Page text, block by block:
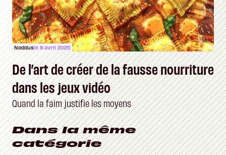
Noddusle 8 avril 2025
De l’art de créer de la fausse nourriture
dans les jeux vidéo
Quand la faim justifie les moyens
Dans la même
catégorie